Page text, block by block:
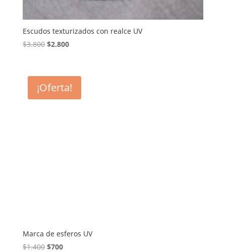
Escudos texturizados con realce UV
$3.800 El
era:
$3.800.
$2.800El
es:
$2.800.
¡Oferta!
Marca de esferos UV
$1.400 El
$700El